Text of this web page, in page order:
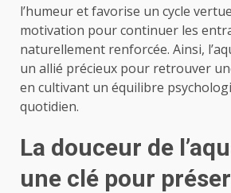
l’humeur et favorise un cycle
motivation pour continuer les
naturellement renforcée. Ainsi,
un allié précieux pour retrouver
en cultivant un équilibre
quotidien.
La douceur de
une clé pour